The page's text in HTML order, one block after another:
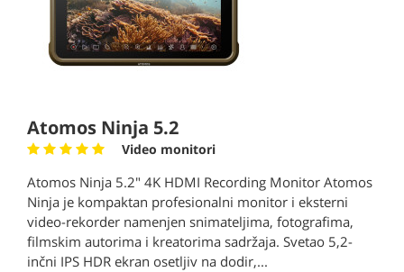
Atomos Ninja 5.2
Video monitori
Atomos Ninja 5.2" 4K HDMI Recording Monitor Atomos
Ninja je kompaktan profesionalni monitor i eksterni
video-rekorder namenjen snimateljima, fotografima,
filmskim autorima i kreatorima sadržaja. Svetao 5,2-
inčni IPS HDR ekran osetljiv na dodir,...